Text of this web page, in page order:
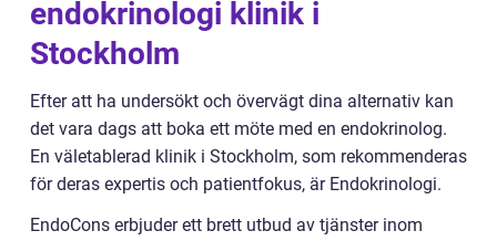
endokrinologi klinik i
Stockholm
Efter att ha undersökt och övervägt dina alternativ kan
det vara dags att boka ett möte med en endokrinolog.
En väletablerad klinik i Stockholm, som rekommenderas
för deras expertis och patientfokus, är Endokrinologi.
EndoCons erbjuder ett brett utbud av tjänster inom